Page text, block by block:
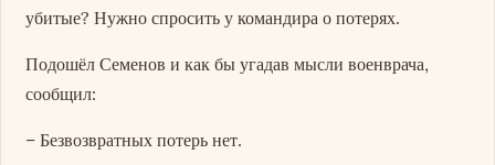
убитые? Нужно спросить у командира о потерях.
Подошёл Семенов и как бы угадав мысли военврача,
сообщил:
– Безвозвратных потерь нет.